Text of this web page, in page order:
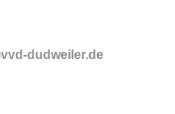
dudweiler.de